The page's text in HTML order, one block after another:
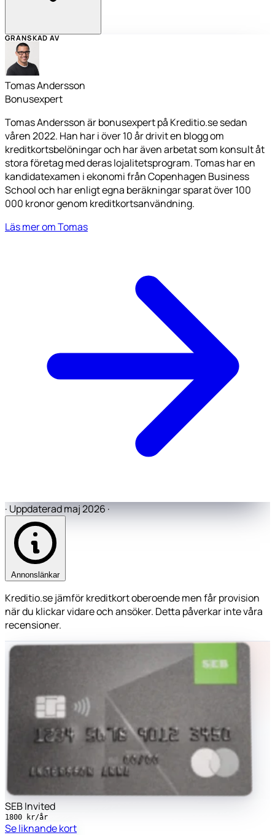
GRANSKAD AV
Tomas Andersson
Bonusexpert
Tomas Andersson är bonusexpert på Kreditio.se sedan
våren 2022. Han har i över 10 år drivit en blogg om
kreditkortsbelöningar och har även arbetat som konsult åt
stora företag med deras lojalitetsprogram. Tomas har en
kandidatexamen i ekonomi från Copenhagen Business
School och har enligt egna beräkningar sparat över 100
000 kronor genom kreditkortsanvändning.
Läs mer om Tomas
· Uppdaterad maj 2026·
Annonslänkar
Kreditio.se jämför kreditkort oberoende men får provision
när du klickar vidare och ansöker. Detta påverkar inte våra
recensioner.
SEB Invited
1800 kr/år
Se liknande kort